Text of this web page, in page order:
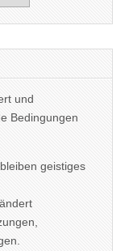
und
Bedingungen
geistiges